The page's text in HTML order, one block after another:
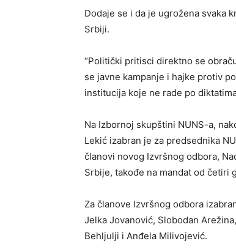
Dodaje se i da je ugrožena svaka
Srbiji.
“Politički pritisci direktno se
se javne kampanje i hajke protiv
institucija koje ne rade po
Na Izbornoj skupštini NUNS-a,
Lekić izabran je za predsednika
članovi novog Izvršnog odbora,
Srbije, takođe na mandat od četiri
Za članove Izvršnog odbora
Jelka Jovanović, Slobodan
Behljulji i Anđela Milivojević.